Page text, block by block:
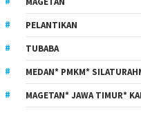
PELANTIKAN
TUBABA
MEDAN* PMKM*
MAGETAN* JAWA TIMUR*